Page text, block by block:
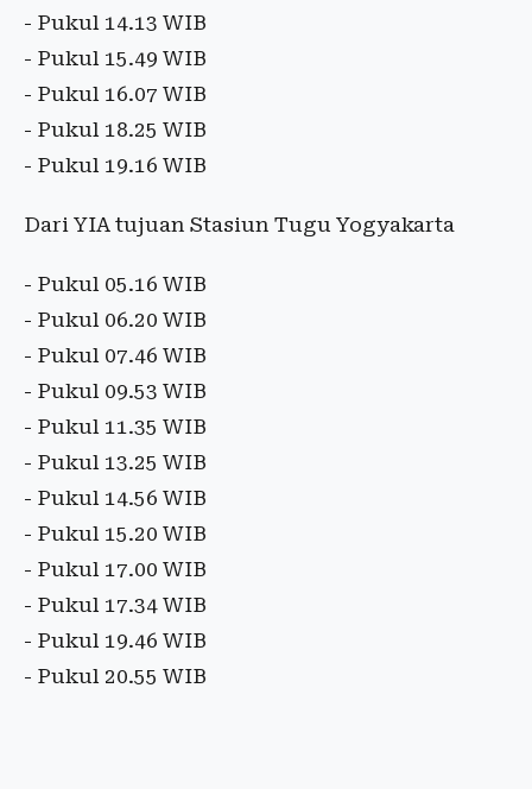
- Pukul 14.13 WIB
- Pukul 15.49 WIB
- Pukul 16.07 WIB
- Pukul 18.25 WIB
- Pukul 19.16 WIB
Dari YIA tujuan Stasiun Tugu Yogyakarta
- Pukul 05.16 WIB
- Pukul 06.20 WIB
- Pukul 07.46 WIB
- Pukul 09.53 WIB
- Pukul 11.35 WIB
- Pukul 13.25 WIB
- Pukul 14.56 WIB
- Pukul 15.20 WIB
- Pukul 17.00 WIB
- Pukul 17.34 WIB
- Pukul 19.46 WIB
- Pukul 20.55 WIB